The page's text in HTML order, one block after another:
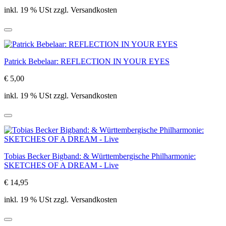
inkl. 19 % USt zzgl. Versandkosten
Patrick Bebelaar: REFLECTION IN YOUR EYES
€ 5,00
inkl. 19 % USt zzgl. Versandkosten
Tobias Becker Bigband: & Württembergische Philharmonie:
SKETCHES OF A DREAM - Live
€ 14,95
inkl. 19 % USt zzgl. Versandkosten